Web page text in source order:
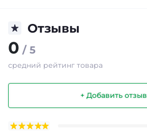
Отзывы
0 / 5
средний рейтинг товара
+ Добавить отзыв